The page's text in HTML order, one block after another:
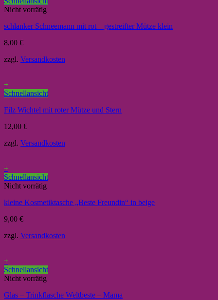
Nicht vorrätig
schlanker Schneemann mit rot – gestreifter Mütze klein
8,00 €
zzgl. Versandkosten
+
Schnellansicht
Filz Wichtel mit roter Mütze und Stern
12,00 €
zzgl. Versandkosten
+
Schnellansicht
Nicht vorrätig
kleine Kosmetiktasche „Beste Freundin“ in beige
9,00 €
zzgl. Versandkosten
+
Schnellansicht
Nicht vorrätig
Glas – Trinkflasche Weltbeste – Mama